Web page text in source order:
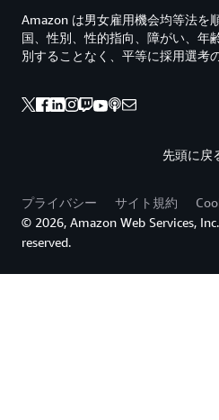
先頭に戻
Amazon は男女雇用機会均等法を
国、性別、性的指向、障がい、年
別することなく、平等に採用選考
プライバシー サイト規約
© 2026, Amazon Web Services,
reserved.